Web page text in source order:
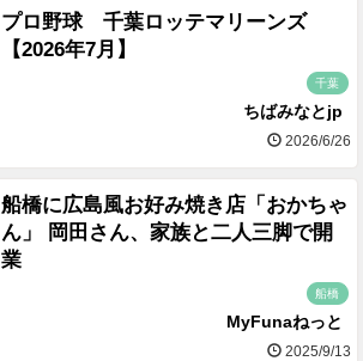
プロ野球 千葉ロッテマリーンズ
【2026年7月】
千葉
ちばみなとjp
2026/6/26
船橋に広島風お好み焼き店「おかちゃ
ん」 岡田さん、家族と二人三脚で開
業
船橋
MyFunaねっと
2025/9/13